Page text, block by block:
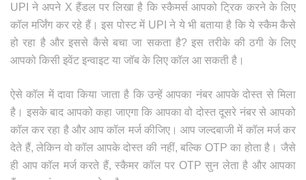
UPI ने अपने X हैंडल पर लिखा है कि स्कैमर्स आपको ट्रिक करने के लिए
कॉल मर्जिंग कर रहे हैं। इस पोस्ट में UPI ने ये भी बताया है कि ये स्कैम कैसे
हो रहा है और इससे कैसे बचा जा सकता है? इस तरीके की ठगी के लिए
आपको किसी इवेंट इन्वाइट या जॉब के लिए कॉल आ सकती है।
ऐसे कॉल में दावा किया जाता है कि उन्हें आपका नंबर आपके दोस्त से मिला
है। इसके बाद आपको कहा जाएगा कि आपका वो दोस्त दूसरे नंबर से आपको
कॉल कर रहा है और आप कॉल मर्ज कीजिए। आप जल्दबाजी में कॉल मर्ज कर
देते हैं, लेकिन वो कॉल आपके दोस्त की नहीं, बल्कि OTP का होता है। जैसे
ही आप कॉल मर्ज करते हैं, स्कैमर कॉल पर OTP सुन लेता है और आपका